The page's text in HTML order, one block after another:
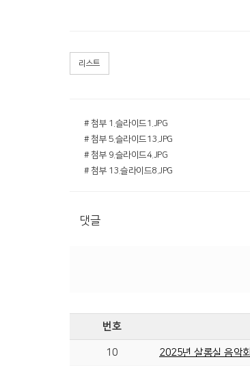
리스트
# 첨부 1.슬라이드1.JPG
# 첨부 5.슬라이드13.JPG
# 첨부 9.슬라이드4.JPG
# 첨부 13.슬라이드8.JPG
댓글
번호
10 2025년 살롬실 음악회